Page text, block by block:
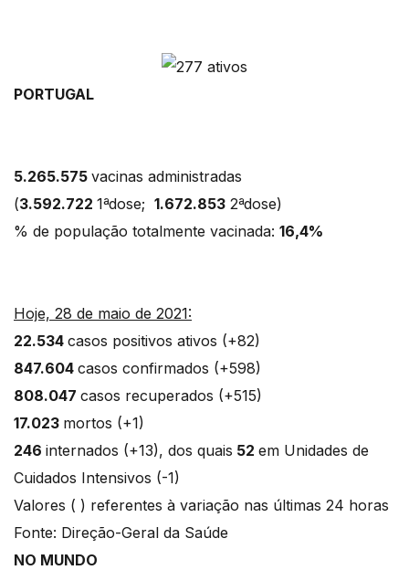
PORTUGAL
5.265.575 vacinas administradas
(3.592.722 1ªdose; 1.672.853 2ªdose)
% de população totalmente vacinada: 16,4%
Hoje, 28 de maio de 2021:
22.534 casos positivos ativos (+82)
847.604 casos confirmados (+598)
808.047 casos recuperados (+515)
17.023 mortos (+1)
246 internados (+13), dos quais 52 em Unidades de
Cuidados Intensivos (-1)
Valores ( ) referentes à variação nas últimas 24 horas
Fonte: Direção-Geral da Saúde
NO MUNDO